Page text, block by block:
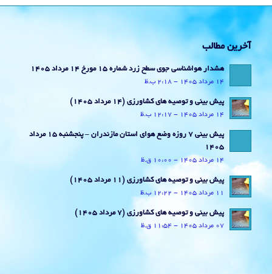
آخرین مطالب
هشدار هواشناسی جوی سطح زرد شماره 15 مورخ 14 مرداد 1405
14 مرداد 1405 - 2:18 ب.ظ
پیش بینی و توصیه های کشاورزی (14 مرداد ۱۴۰۵)
14 مرداد 1405 - 12:17 ب.ظ
پیش بینی 7 روزه وضع هوای استان مازندران – پنجشنبه 15 مرداد
1405
14 مرداد 1405 - 10:00 ق.ظ
پیش بینی و توصیه های کشاورزی (11 مرداد ۱۴۰۵)
11 مرداد 1405 - 12:22 ب.ظ
پیش بینی و توصیه های کشاورزی (7 مرداد ۱۴۰۵)
07 مرداد 1405 - 11:54 ق.ظ